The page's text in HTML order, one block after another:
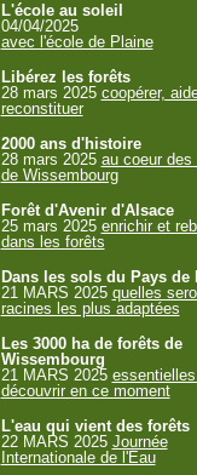
L'école au soleil
04/04/2025
avec l'école de Plaine
Libérez les forêts
28 mars 2025 coopérer,
reconstituer
2000 ans d'histoire
28 mars 2025 au coeur des
de Wissembourg
Forêt d'Avenir d'Alsace
25 mars 2025 enrichir et
dans les forêts
Dans les sols du Pays de
21 MARS 2025 quelles
racines les plus adaptées
Les 3000 ha de forêts de
Wissembourg
21 MARS 2025
découvrir en ce moment
L'eau qui vient des forêts
22 MARS 2025 Journée
Internationale de l'Eau